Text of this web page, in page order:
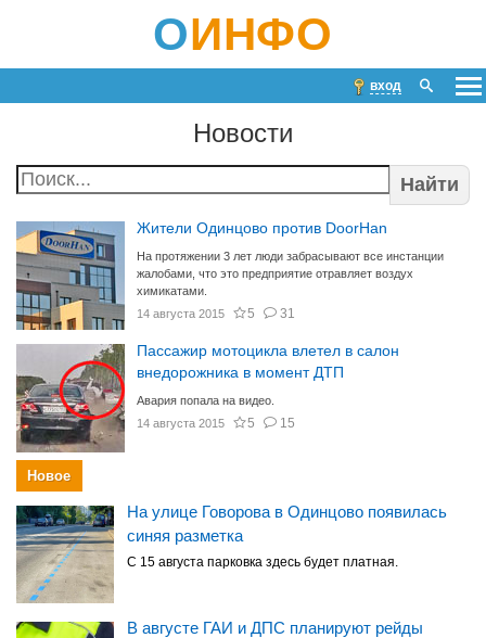
ОИНФО
вход
Новости
Найти
Жители Одинцово против DoоrHan
На протяжении 3 лет люди забрасывают все инстанции
жалобами, что это предприятие отравляет воздух
химикатами.
14 августа 2015
5 31
Пассажир мотоцикла влетел в салон
внедорожника в момент ДТП
Авария попала на видео.
14 августа 2015
5 15
Новое
На улице Говорова в Одинцово появилась
синяя разметка
С 15 августа парковка здесь будет платная.
В августе ГАИ и ДПС планируют рейды